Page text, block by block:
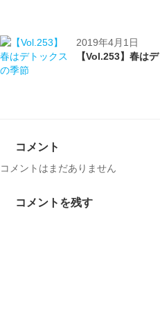
2019年4月1日
【Vol.253】春は
コメント
コメントはまだありません
コメントを残す